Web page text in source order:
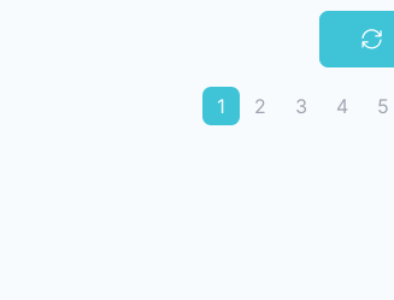
1 2 3 4 5